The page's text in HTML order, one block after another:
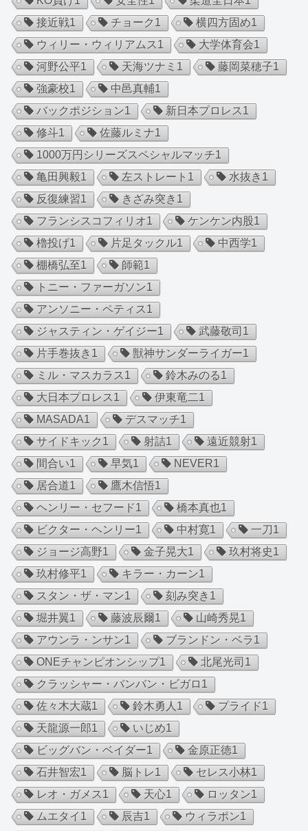
接近戦1 チョーク1 横四方固め1
ウィリー・ウィリアムス1 大学体育会1
河野公平1 天海ツナミ 1 藤岡菜穂子1
強豪校1 中邑真輔1
バックポジション1 新日本プロレス1
修斗1 佐藤ルミナ1
1000万円シリーズスペシャルマッチ1
亀田興毅1 左ストレート 1 水抜き 1
反復練習1 きざみ突き 1
フランシスコフィリオ1 ケンケン内股1
櫓投げ1 片足タックル1 中西学1
棚橋弘至1 師範1
トニー・ファーガソン1
アンソニー・ペティス1
ジャスティン・ゲイジー1 武藤敬司 1
片手巻抜き 1 獣神サンダーライガー1
ミル・マスカラス1 鈴木みのる1
大日本プロレス1 伊東竜二1
MASADA1 デスマッチ1
サイドキック1 射詰1 遠近競射1
間合い1 早気1 NEVER1
居合道1 鷹木信悟1
ヘンリー・セフード1 橋本真也1
ビクター・ヘンリー1 中村寛1 一刀1
ジョージ高野1 金子晃大1 玖村将史1
玖村修平1 キラー・カーン1
スタン・ザ・マン1 刻み突き 1
堀井翼1 藤波辰爾1 山崎秀晃1
アウンラ・ンサン1 ブランドン・ベラ1
ONEチャンピオンシップ1 北尾光司 1
クラッシャー・バンバン・ビガロ 1
佐々木大蔵1 鈴木勇人 1 プライド1
天龍源一郎1 いじめ1
ビッグバン・ベイダー1 金原正徳1
石井智宏1 脳トレ1 セレス小林1
レオ・ガメス1 天心1 ロッタン1
ムエタイ 1 辰吉1 ウィラポン1